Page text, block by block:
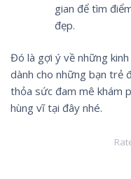
gian để tìm
đẹp.
Đó là gợi ý về những kinh
dành cho những bạn trẻ
thỏa sức đam mê khám
hùng vĩ tại đây nhé.